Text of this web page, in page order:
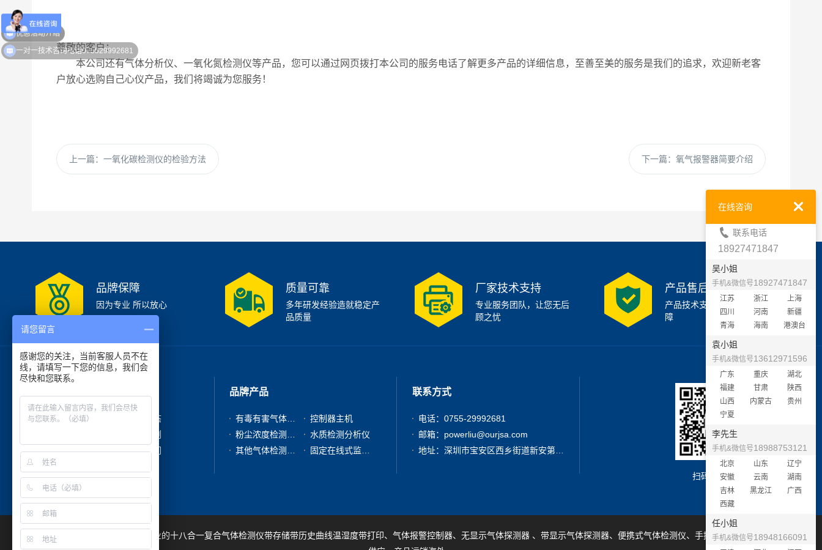
尊敬的客户：
本公司还有气体分析仪、一氧化氮检测仪等产品，您可以通过网页拨打本公司的服务电话了解更多产品的详细信息，至善至美的服务是我们的追求，欢迎新老客
户放心选购自己心仪产品，我们将竭诚为您服务！
上一篇： 一氧化碳检测仪的检验方法 下一篇： 氧气报警器简要介绍
品牌保障
因为专业 所以放心
质量可靠
多年研发经验造就稳定产
品质量
厂家技术支持
专业服务团队，让您无后
顾之忧
产品售后支持
产品技术支持7x24小时保
障
公司简介
新闻动态
成功案例
在线咨询
联系我们
品牌产品
控制器主机
水质检测分析仪
固定在线式监测报警仪
联系方式
电话：0755-29992681
邮箱：powerliu@ourjsa.com
地址：深圳市宝安区西乡街道新安第二工业区A3栋6楼南
扫码加微信
深圳市吉顺安科技有限公司是专业的十八合一复合气体检测仪带存储带历史曲线温湿度带打印、气体报警控制器、无显示气体探测器 、带显示气体探测器、便携式气体检测仪、手提式气体检测仪等产品
在线咨询
联系电话
18927471847
吴小姐
手机&微信号18927471847
江苏 浙江
上海
四川
河南
新疆
青海
海南 港澳台
袁小姐
手机&微信号13612971596
广东 重庆
湖北
福建
甘肃
陕西
山西
内蒙古
贵州
宁夏
李先生
手机&微信号18988753121
北京 山东
辽宁
安徽
云南
湖南
吉林
黑龙江
广西
西藏
任小姐
手机&微信号18948166091
一对一技术咨询电话075529992681
优惠活动介绍
请您留言
感谢您的关注，当前客服人员不在
线，请填写一下您的信息，我们会
尽快和您联系。